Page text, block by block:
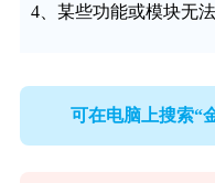
4、某些功能或模块无
可在电脑上搜索“